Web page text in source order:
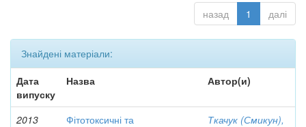
назад 1 далі
Знайдені матеріали:
Дата
випуску
Назва Автор(и)
2013
Фітотоксичні та
Ткачук (Смикун),